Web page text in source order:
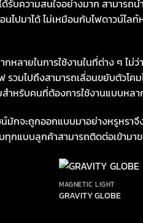
ด้รับความสนใจอย่างมาก สามารถ
นไปมาได้ ไม่เหมือนกับไฟดาวน์ไ
หลายในการใช้งานในที่ต่าง ๆ ไม่
วมไปถึงสามารถเลื่อนขยับตัวโค
ำหรับคนที่ต้องการใช้งานแบบหล
มักจะถูกออกแบบมาอย่างหรูหรา
กแบบลูกค้าสามารถติดต่อเข้าม
MAGNETIC LIGHT
GRAVITY GLOBE